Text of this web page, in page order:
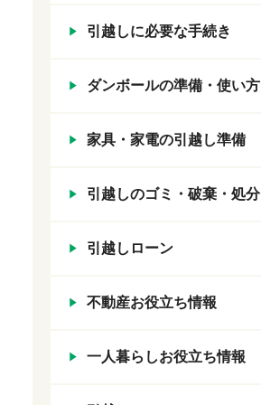
引越しに必要な手続き
ダンボールの準備・使い方
家具・家電の引越し準備
引越しのゴミ・破棄・処分
引越しローン
不動産お役立ち情報
一人暮らしお役立ち情報